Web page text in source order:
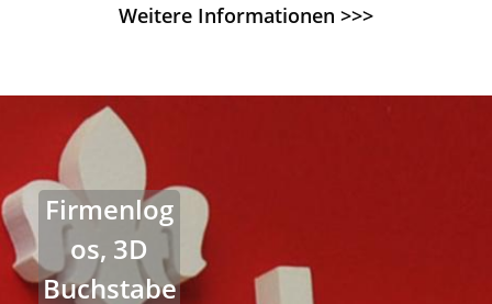
Weitere Informationen >>>
Firmenlog
os, 3D
Buchstabe